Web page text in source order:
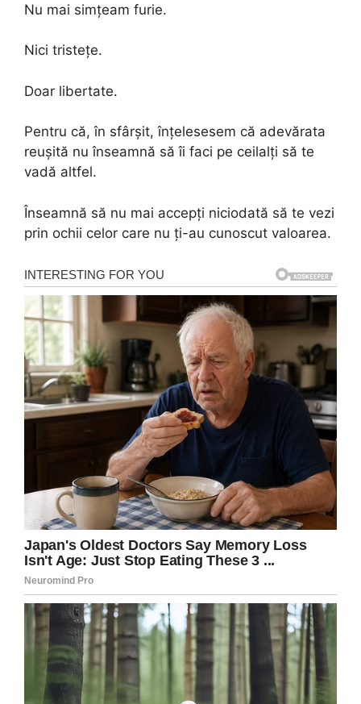
Nu mai simțeam furie.
Nici tristețe.
Doar libertate.
Pentru că, în sfârșit, înțelesesem că adevărata
reușită nu înseamnă să îi faci pe ceilalți să te
vadă altfel.
Înseamnă să nu mai accepți niciodată să te vezi
prin ochii celor care nu ți-au cunoscut valoarea.